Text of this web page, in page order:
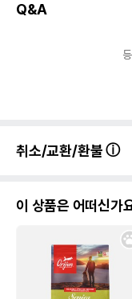
Q&A
취소/교환/환불
이 상품은 어떠신가